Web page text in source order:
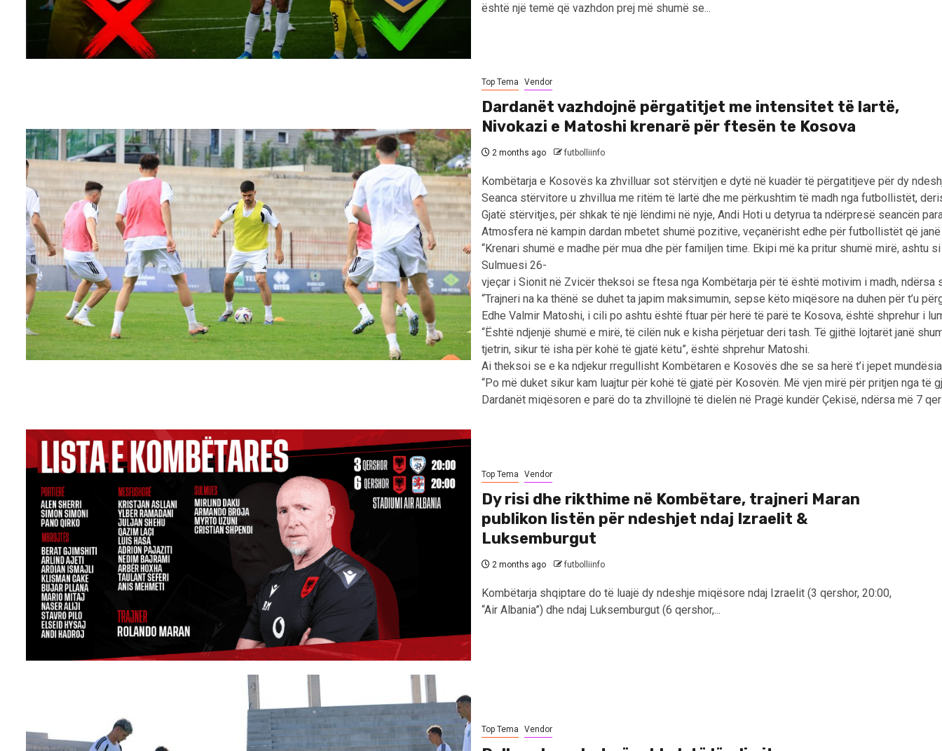
është një temë që vazhdon prej më shumë se...
Top Tema Vendor
Dardanët vazhdojnë përgatitjet me intensitet të lartë,
Nivokazi e Matoshi krenarë për ftesën te Kosova
2 months ago futbolliinfo
Kombëtarja e Kosovës ka zhvilluar sot stërvitjen e dytë në kuadër të përgatitjeve për dy
Seanca stërvitore u zhvillua me ritëm të lartë dhe me përkushtim të madh nga futbollistët,
Gjatë stërvitjes, për shkak të një lëndimi në nyje, Andi Hoti u detyrua ta ndërpresë seancën
Atmosfera në kampin dardan mbetet shumë pozitive, veçanërisht edhe për futbollistët që
“Krenari shumë e madhe për mua dhe për familjen time. Ekipi më ka pritur shumë mirë,
Sulmuesi 26-
vjeçar i Sionit në Zvicër theksoi se ftesa nga Kombëtarja për të është motivim i madh,
“Trajneri na ka thënë se duhet ta japim maksimumin, sepse këto miqësore na duhen për t’u
Edhe Valmir Matoshi, i cili po ashtu është ftuar për herë të parë te Kosova, është shprehur i
“Është ndjenjë shumë e mirë, të cilën nuk e kisha përjetuar deri tash. Të gjithë lojtarët janë
tjetrin, sikur të isha për kohë të gjatë këtu”, është shprehur Matoshi.
Ai theksoi se e ka ndjekur rregullisht Kombëtaren e Kosovës dhe se sa herë t’i jepet
“Po më duket sikur kam luajtur për kohë të gjatë për Kosovën. Më vjen mirë për pritjen nga
Dardanët miqësoren e parë do ta zhvillojnë të dielën në Pragë kundër Çekisë, ndërsa më 7
Top Tema Vendor
Dy risi dhe rikthime në Kombëtare, trajneri Maran
publikon listën për ndeshjet ndaj Izraelit &
Luksemburgut
2 months ago futbolliinfo
Kombëtarja shqiptare do të luajë dy ndeshje miqësore ndaj Izraelit (3 qershor, 20:00,
“Air Albania”) dhe ndaj Luksemburgut (6 qershor,...
Top Tema Vendor